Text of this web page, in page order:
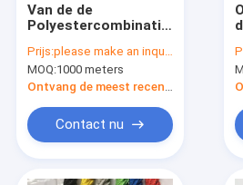
Van de de
Polyestercombinatie
Verdraaide Kabel
16mm Bundel 6 met
Metaalkern
Prijs:please make an inquiry
MOQ:1000 meters
Ontvang de meest recente Prijs
Contact nu